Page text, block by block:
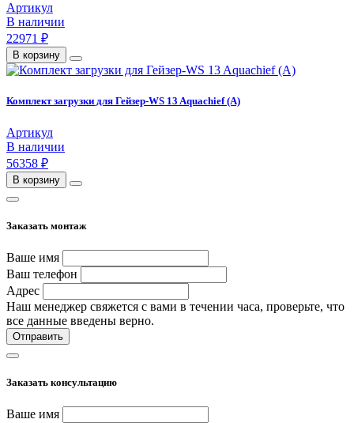
Артикул
В наличии
22971 ₽
В корзину
Комплект загрузки для Гейзер-WS 13 Aquachief (A)
Артикул
В наличии
56358 ₽
В корзину
Заказать монтаж
Ваше имя
Ваш телефон
Адрес
Наш менеджер свяжется с вами в течении часа, проверьте, что
все данные введены верно.
Отправить
Заказать консультацию
Ваше имя